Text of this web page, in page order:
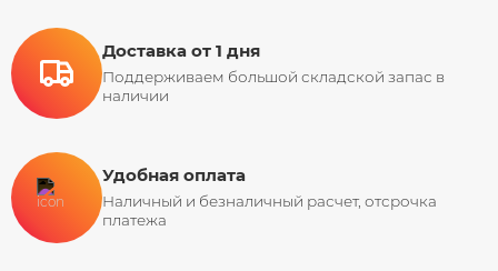
Доставка от 1 дня
Поддерживаем большой складской запас в
наличии
Удобная оплата
Наличный и безналичный расчет, отсрочка
платежа